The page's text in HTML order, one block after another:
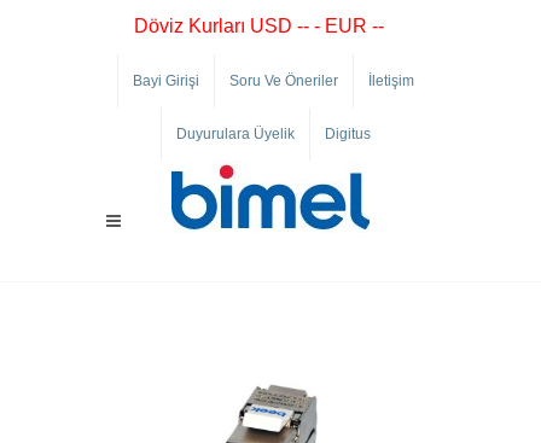
Döviz Kurları USD -- - EUR --
Bayi Girişi Soru Ve Öneriler İletişim
Duyurulara Üyelik Digitus